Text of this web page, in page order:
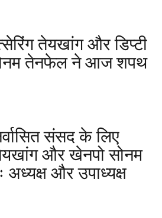
तेयखांग और डिप्टी
तेनफेल ने आज शपथ
संसद के लिए
और खेनपो सोनम
और उपाध्यक्ष